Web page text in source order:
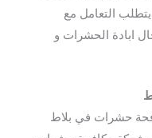
التعامل مع
ابادة الحشرات و
حشرات في بلاط